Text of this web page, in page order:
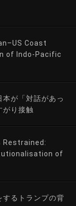
Coast
of Indo-Pacific
が「対話があっ
がり接触
Restrained:
of
るトランプの背